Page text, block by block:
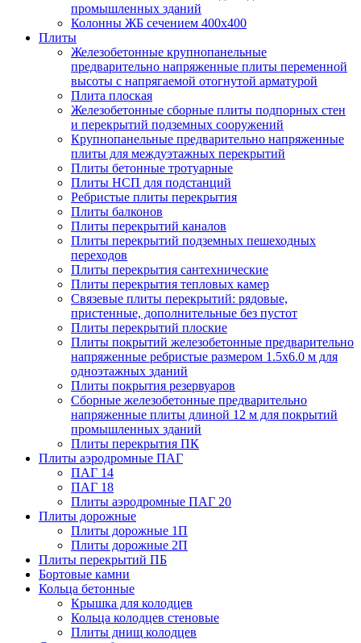
промышленных зданий
Колонны ЖБ сечением 400х400
Плиты
Железобетонные крупнопанельные
предварительно напряженные плиты переменной
высоты с напрягаемой отогнутой арматурой
Плита плоская
Железобетонные сборные плиты подпорных стен
и перекрытий подземных сооружений
Крупнопанельные предварительно напряженные
плиты для междуэтажных перекрытий
Плиты бетонные тротуарные
Плиты НСП для подстанций
Ребристые плиты перекрытия
Плиты балконов
Плиты перекрытий каналов
Плиты перекрытий подземных пешеходных
переходов
Плиты перекрытия сантехнические
Плиты перекрытия тепловых камер
Связевые плиты перекрытий: рядовые,
пристенные, дополнительные без пустот
Плиты перекрытий плоские
Плиты покрытий железобетонные предварительно
напряженные ребристые размером 1.5х6.0 м для
одноэтажных зданий
Плиты покрытия резервуаров
Сборные железобетонные предварительно
напряженные плиты длиной 12 м для покрытий
промышленных зданий
Плиты перекрытия ПК
Плиты аэродромные ПАГ
ПАГ 14
ПАГ 18
Плиты аэродромные ПАГ 20
Плиты дорожные
Плиты дорожные 1П
Плиты дорожные 2П
Плиты перекрытий ПБ
Бортовые камни
Кольца бетонные
Крышка для колодцев
Кольца колодцев стеновые
Плиты днищ колодцев